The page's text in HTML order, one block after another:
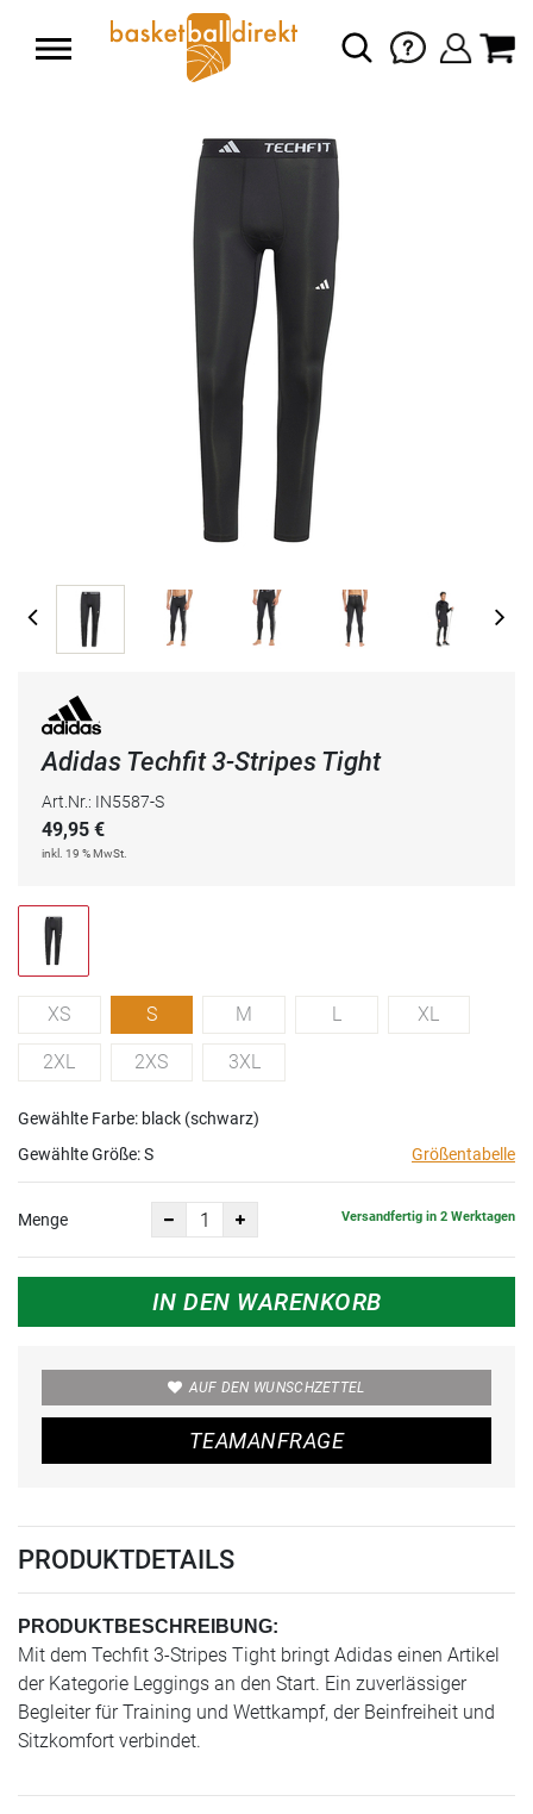
Adidas Techfit 3-Stripes Tight
Art.Nr.: IN5587-S
49,95 €
inkl. 19 % MwSt.
XS S M L XL
2XL 2XS 3XL
Gewählte Farbe: black (schwarz)
Gewählte Größe:S Größentabelle
Menge Versandfertig in 2 Werktagen
IN DEN WARENKORB
AUF DEN WUNSCHZETTEL
TEAMANFRAGE
PRODUKTDETAILS
PRODUKTBESCHREIBUNG:
Mit dem Techfit 3-Stripes Tight bringt Adidas einen Artikel
der Kategorie Leggings an den Start. Ein zuverlässiger
Begleiter für Training und Wettkampf, der Beinfreiheit und
Sitzkomfort verbindet.